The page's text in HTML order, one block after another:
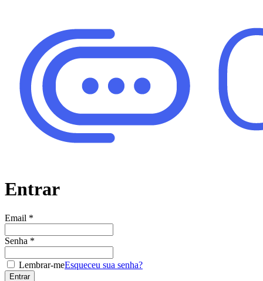
Entrar
Email *
Senha *
Lembrar-meEsqueceu sua senha?
Entrar